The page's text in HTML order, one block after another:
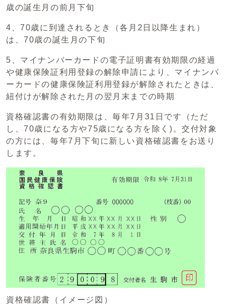
歳の誕生月の前月下旬
4、70歳に到達されるとき（各月2日以降生まれ）
は、70歳の誕生月の下旬
5、マイナンバーカードの電子証明書有効期限の経過
や健康保険証利用登録の解除申請により、マイナンバ
ーカードの健康保険証利用登録が解除されたときは、
紐付けが解除された月の翌月末までの時期
資格確認書の有効期限は、毎年7月31日です（ただ
し、70歳になる方や75歳になる方を除く)。交付対象
の方には、毎年7月下旬に新しい資格確認書をお送り
します。
資格確認書（イメージ図）